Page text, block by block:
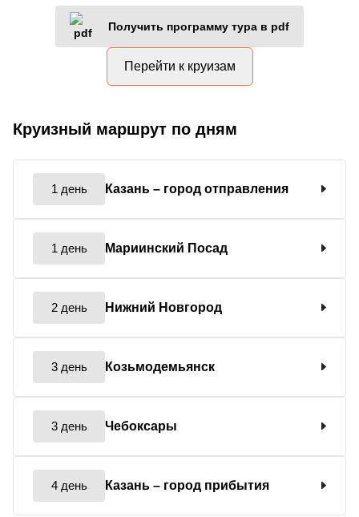
Получить программу тура в pdf
Перейти к круизам
Круизный маршрут по дням
1 день Казань – город отправления
1 день Мариинский Посад
2 день Нижний Новгород
3 день Козьмодемьянск
3 день Чебоксары
4 день Казань – город прибытия